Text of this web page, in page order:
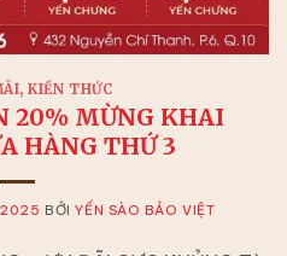
,KIẾN THỨC
20% MỪNG KHAI
HÀNG THỨ 3
2025 BỞIYẾN SÀO BẢO VIỆT